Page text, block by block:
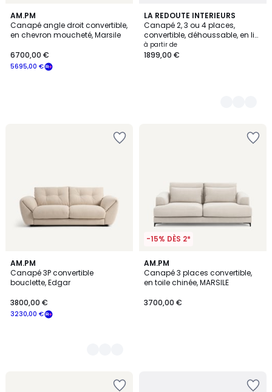
AM.PM
Canapé angle droit convertible,
en chevron moucheté, Marsile
5695,00 €
6700,00 €
LA REDOUTE INTERIEURS
Canapé 2, 3 ou 4 places,
convertible, déhoussable, en lin
épais, ADELIA
à partir de
1899,00 €
2
Couleurs
AM.PM
Canapé 3P convertible
bouclette, Edgar
3230,00 €
3800,00 €
2
Couleurs
-15% DÈS 2*
AM.PM
Canapé 3 places convertible,
en toile chinée, MARSILE
3700,00 €